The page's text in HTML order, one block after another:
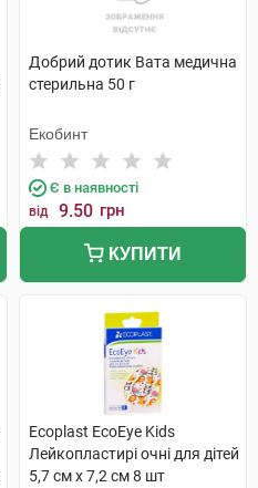
Добрий дотик Вата медична
стерильна 50 г
Екобинт
Є в наявності
від 9.50 грн
КУПИТИ
Ecoplast EcoEye Kids
Лейкопластирі очні для дітей
5,7 см x 7,2 см 8 шт